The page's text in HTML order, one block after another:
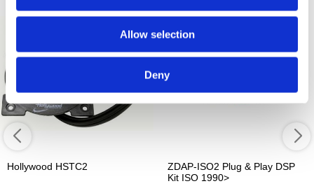
Allow selection
Deny
Hollywood HSTC2
ZDAP-ISO2 Plug & Play DSP
Kit ISO 1990>